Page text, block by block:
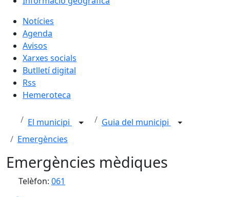
Notícies
Agenda
Avisos
Xarxes socials
Butlletí digital
Rss
Hemeroteca
El municipi
Guia del municipi
Emergències
Emergències mèdiques
Telèfon: 061